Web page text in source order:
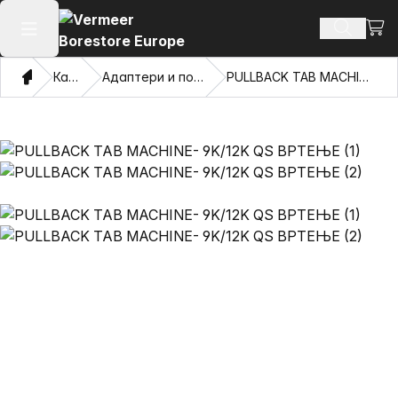
Отвори го главното мени
ДомаКаталог Адаптери и повлекувачки очи PULLBACK TAB MACHINE- 9K/12K QS ВРТЕЊЕ